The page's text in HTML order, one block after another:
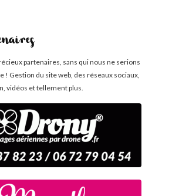
partenaires, sans qui nous ne serions
! Gestion du site web, des réseaux sociaux,
vidéos et tellement plus.